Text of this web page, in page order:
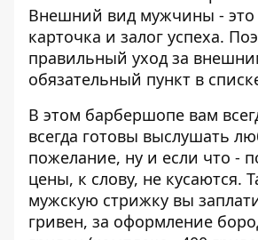
Внешний вид мужчины - это
карточка и залог успеха.
правильный уход за
обязательный пункт в
В этом барбершопе вам
всегда готовы выслушать
пожелание, ну и если что -
цены, к слову, не кусаются.
мужскую стрижку вы
гривен, за оформление